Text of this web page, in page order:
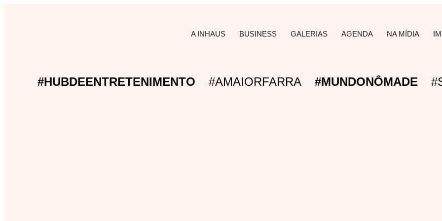
A INHAUS BUSINESS GALERIAS AGENDA NA MÍDIA
#HUBDEENTRETENIMENTO #AMAIORFARRA #MUNDONÔMADE